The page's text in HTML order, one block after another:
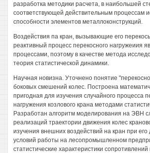
разработка методики расчета, в наибольшей
соответствующей действительным процессам
способности элементов металлоконструкций.
Воздействия па кран, вызывающие его
реактивный процесс перекосного нагружеиия
процессами, поэтому в качестве метода
теория статистической динамики.
Научная новизна. Уточнено понятие
боковых смешений колес. Построена
пригодная для изучения случайного процесса
нагружения козлового крана методами
Разработан алгоритм моделирования на ЭВН
реализаций траектории движения колес
изучения внешних воздействий на кран при
условий работы на лесопромышленном
статистические характеристики